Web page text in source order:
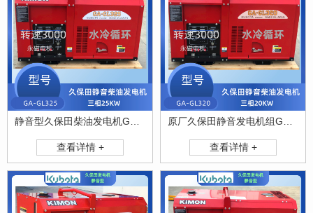
查看详情 + 查看详情 +